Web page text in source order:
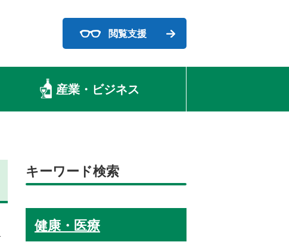
閲覧支援
産業・ビジネス
キーワード検索
健康・医療